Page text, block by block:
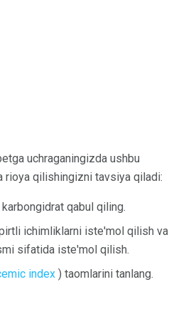
uchraganingizda ushbu
rioya qilishingizni tavsiya qiladi:
qabul qiling.
ichimliklarni iste'mol qilish va
sifatida iste'mol qilish.
index ) taomlarini tanlang.